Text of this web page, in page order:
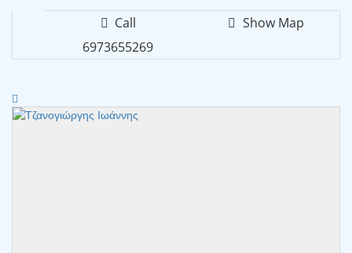
Call
6973655269
Show Map